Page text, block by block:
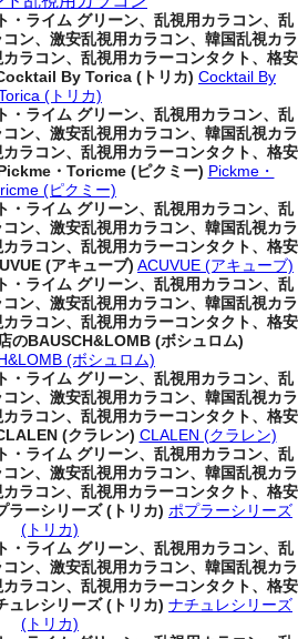
・ライム グリーン、乱視用カラコン、乱
ン、激安乱視用カラコン、韓国乱視カラ
ラコン、乱視用カラーコンタクト、格安
By Torica (トリカ) Cocktail By
(トリカ)
・ライム グリーン、乱視用カラコン、乱
ン、激安乱視用カラコン、韓国乱視カラ
ラコン、乱視用カラーコンタクト、格安
・Toricme (ピクミー) Pickme・
(ピクミー)
・ライム グリーン、乱視用カラコン、乱
ン、激安乱視用カラコン、韓国乱視カラ
ラコン、乱視用カラーコンタクト、格安
(アキューブ) ACUVUE (アキューブ)
・ライム グリーン、乱視用カラコン、乱
ン、激安乱視用カラコン、韓国乱視カラ
ラコン、乱視用カラーコンタクト、格安
のBAUSCH&LOMB (ボシュロム)
(ボシュロム)
・ライム グリーン、乱視用カラコン、乱
ン、激安乱視用カラコン、韓国乱視カラ
ラコン、乱視用カラーコンタクト、格安
(クラレン) CLALEN (クラレン)
・ライム グリーン、乱視用カラコン、乱
ン、激安乱視用カラコン、韓国乱視カラ
ラコン、乱視用カラーコンタクト、格安
ラーシリーズ (トリカ) ポプラーシリーズ
(トリカ)
・ライム グリーン、乱視用カラコン、乱
ン、激安乱視用カラコン、韓国乱視カラ
ラコン、乱視用カラーコンタクト、格安
ュレシリーズ (トリカ) ナチュレシリーズ
(トリカ)